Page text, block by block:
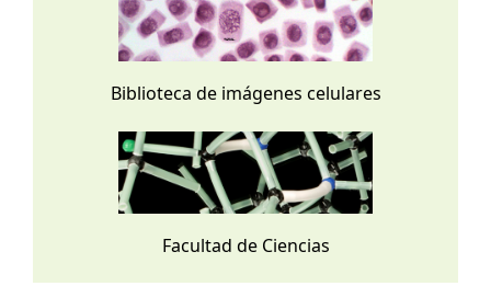
Biblioteca de imágenes celulares
Facultad de Ciencias